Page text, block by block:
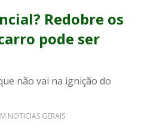
Redobre os
pode ser
não vai na ignição do
NOTICIAS GERAIS